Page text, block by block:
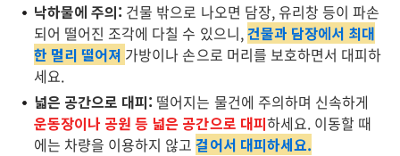
낙하물에 주의: 건물 밖으로 나오면 담장, 유리창 등이 파손
되어 떨어진 조각에 다칠 수 있으니,건물과 담장에서 최대
한 멀리 떨어져 가방이나 손으로 머리를 보호하면서 대피하
세요.
넓은 공간으로 대피: 떨어지는 물건에 주의하며 신속하게
운동장이나 공원 등 넓은 공간으로 대피하세요. 이동할 때
에는 차량을 이용하지 않고걸어서 대피하세요.